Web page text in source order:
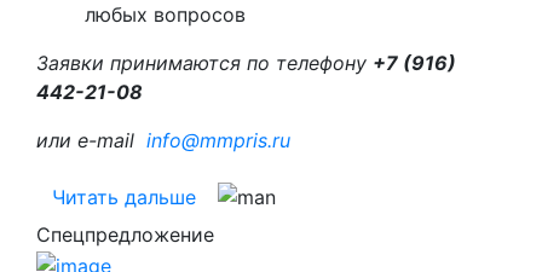
любых вопросов
Заявки принимаются по телефону +7 (916)
442-21-08
или e-mail info@mmpris.ru
Читать дальше
Спецпредложение